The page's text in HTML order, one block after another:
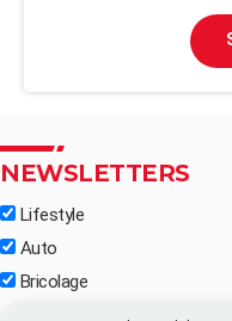
NEWSLETTERS
Lifestyle
Auto
Bricolage